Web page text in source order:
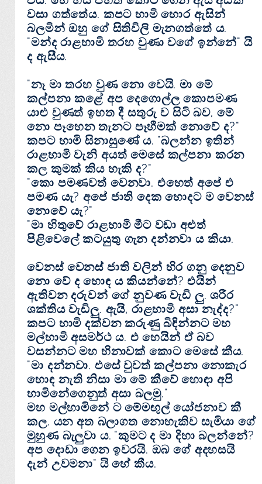
වසා ගත්තේය. කපට හාමි හොර ඇසින්
බලමින් ඔහු ගේ සිතිවිලි මැනගත්තේ ය.
"මන්ද රාළහාමි තරහ වුණා වගේ ඉන්නේ" යි
ද ඇසීය.
"නෑ මා තරහ වුණ නො වෙයි. මා මේ
කල්පනා කළේ අප දෙගොල්ල කොපමණ
යාළු වුණත් ඉහත දී සතුරු ව සිටි බව, මේ
නො පෑහෙන තැනට පෑහීමක්‌ නොවේ ද?"
කපට හාමි සිනාසුණේ ය. "බලන්න ඉතින්
රාළහාමි වැනි අයත් මෙසේ කල්පනා කරන
කල කුමක්‌ කිය හැකි ද?"
"කො පමණවත් වෙනවා. එහෙත් අපේ එ
පමණ යැ? අපේ ජාති දෙක හොදට ම වෙනස්‌
නොවේ යැ?"
"මා හිතුවේ රාළහාමි මීට වඩා අළුත්
පිළිවෙලේ කටයුතු ගැන දන්නවා ය කියා.
වෙනස්‌ වෙනස්‌ ජාති වලින් හිර ගනු දෙනුව
නො වේ ද හොඳ ය කියන්නේ? එයින්
ඇතිවන දරුවන් ගේ නුවණ වැඩි ලු. ශරීර
ශක්‌තිය වැඩිලු. ඇයි, රාළහාමි අසා නැද්ද?"
කපට හාමි දක්‌වන කරුණු බිඳින්නට මහ
මල්හාමි අසමර්ථ ය. එ හෙයින් ඒ බව
වසන්නට මහ හිනාවක්‌ කොට මෙසේ කීය.
"මා දන්නවා. එසේ වුවත් කල්පනා නොකැර
හොඳ නැති නිසා මා මේ කීවේ හොඳා අපි
හාමිනේගෙනුත් අසා බලමු."
මහ මල්හාමිනේ ට මේමඟුල් යෝජනාව කී
කල. යන අත බලාගත නොහැකිව සැමියා ගේ
මුහුණ බැලුවා ය. "කුමට ද මා දිහා බලන්නේ?
අප දොඩා ගෙන ඉවරයි. ඔබ ගේ අදහසයි
දැන් උවමනා" යි හේ කීය.